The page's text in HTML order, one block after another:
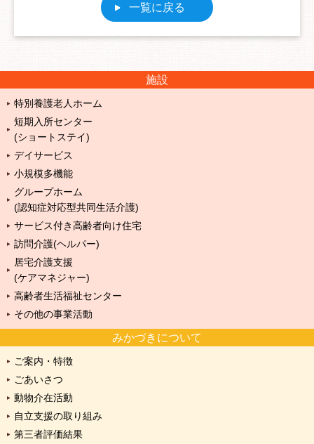
一覧に戻る
施設
特別養護老人ホーム
短期入所センター
(ショートステイ)
デイサービス
小規模多機能
グループホーム
(認知症対応型共同生活介護)
サービス付き高齢者向け住宅
訪問介護(ヘルパー)
居宅介護支援
(ケアマネジャー)
高齢者生活福祉センター
その他の事業活動
みかづきについて
ご案内・特徴
ごあいさつ
動物介在活動
自立支援の取り組み
第三者評価結果